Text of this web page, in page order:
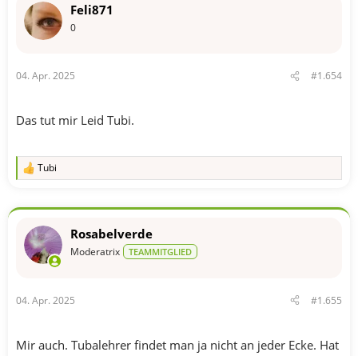
o
:
Feli871
0
04. Apr. 2025 #1.654
Das tut mir Leid Tubi.
R
k
o
:
Tubi
Rosabelverde
Moderatrix TEAMMITGLIED
04. Apr. 2025 #1.655
Mir auch. Tubalehrer findet man ja nicht an jeder Ecke. Hat